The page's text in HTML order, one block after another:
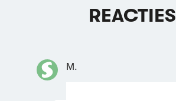
REACTIES
M.